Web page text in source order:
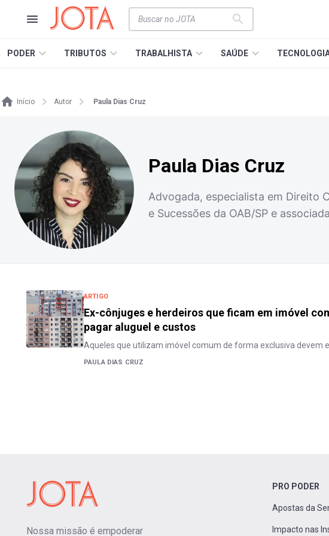
PODER TRIBUTOS TRABALHISTA SAÚDE
Início Autor Paula Dias Cruz
Paula Dias Cruz
Advogada, especialista em Direito
e Sucessões da OAB/SP e
ARTIGO
Ex-cônjuges e herdeiros que ficam em imóvel
pagar aluguel e custos
Aqueles que utilizam imóvel comum de forma exclusiva devem
PAULA DIAS CRUZ
Nossa missão é empoderar
PRO PODER
Apostas da
Impacto nas